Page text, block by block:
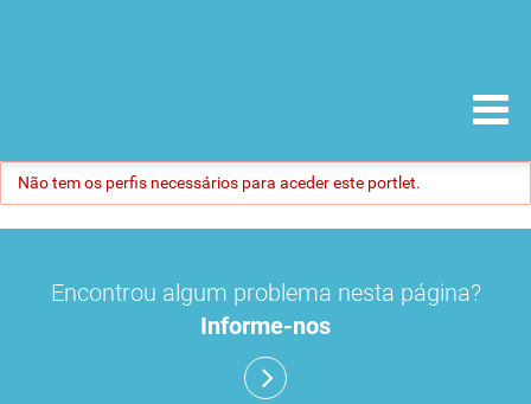
Não tem os perfis necessários para aceder este portlet.
Encontrou algum problema nesta página?
Informe-nos